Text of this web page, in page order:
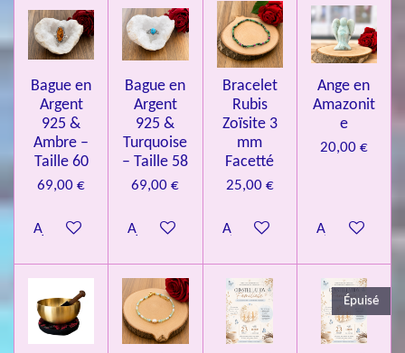
.
8
l
e
l
e
s
l
e
s
l
e
s
l
e
s
é
v
a
l
u
Bague en
Argent
925 &
Ambre –
Taille 60
69,00 €
Ajouter au panier
Bague en
Argent
925 &
Turquoise
– Taille 58
69,00 €
Ajouter au panier
Bracelet
Rubis
Zoïsite 3
mm
Facetté
25,00 €
Ajouter au panier
Ange en
Amazonit
e
20,00 €
Ajouter au
Épuisé